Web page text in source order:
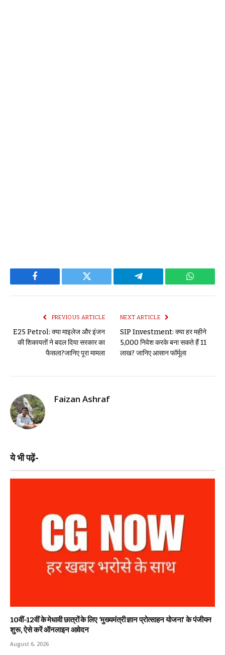
Facebook Twitter Telegram
PREVIOUS ARTICLE
E25 Petrol: क्या माइलेज और इंजन
की शिकायतों ने बदल दिया सरकार का
फैसला?जानिए पूरा मामला
NEXT ARTICLE
SIP Investment: क्या हर महीने
₹5,000 निवेश करके बना सकते हैं ₹11
लाख? जानिए आसान फॉर्मूला
Faizan Ashraf
ये भी पढ़ें-
10वीं-12वीं के मेधावी छात्रों के लिए ‘मुख्यमंत्री ज्ञान प्रोत्साहन योजना’ के पंजीयन
शुरू, ऐसे करें ऑनलाइन आवेदन
August 6, 2026